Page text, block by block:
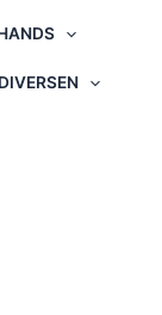
DIVERSEN